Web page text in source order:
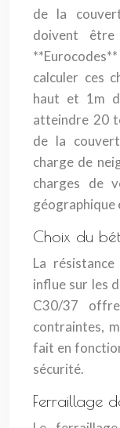
de la
doivent être
calculer ces
haut et 1m
atteindre 20
de la
charge de
charges de
géographique
Choix du
La
influe sur les
C30/37
contraintes,
fait en
sécurité.
Ferraillage